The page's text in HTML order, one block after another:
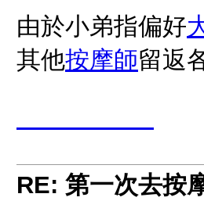
由於小弟指偏好
其他按摩師留返
RE: 第一次去按